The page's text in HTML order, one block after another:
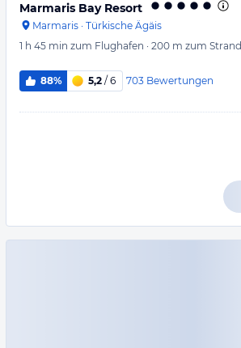
Marmaris Bay Resort
Marmaris · Türkische Ägäis
1 h 45 min zum Flughafen · 200 m zum Strand
88% 5,2 / 6 703 Bewertungen